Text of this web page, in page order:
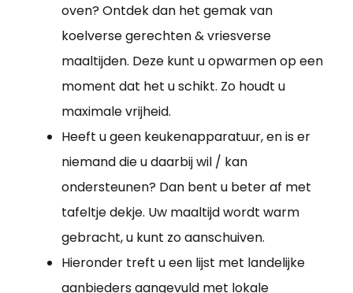
oven? Ontdek dan het gemak van
koelverse gerechten & vriesverse
maaltijden. Deze kunt u opwarmen op een
moment dat het u schikt. Zo houdt u
maximale vrijheid.
Heeft u geen keukenapparatuur, en is er
niemand die u daarbij wil / kan
ondersteunen? Dan bent u beter af met
tafeltje dekje. Uw maaltijd wordt warm
gebracht, u kunt zo aanschuiven.
Hieronder treft u een lijst met landelijke
aanbieders aangevuld met lokale